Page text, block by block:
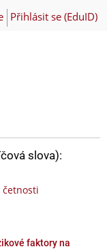
Přihlásit se (EduID)
slova):
četnosti
faktory na